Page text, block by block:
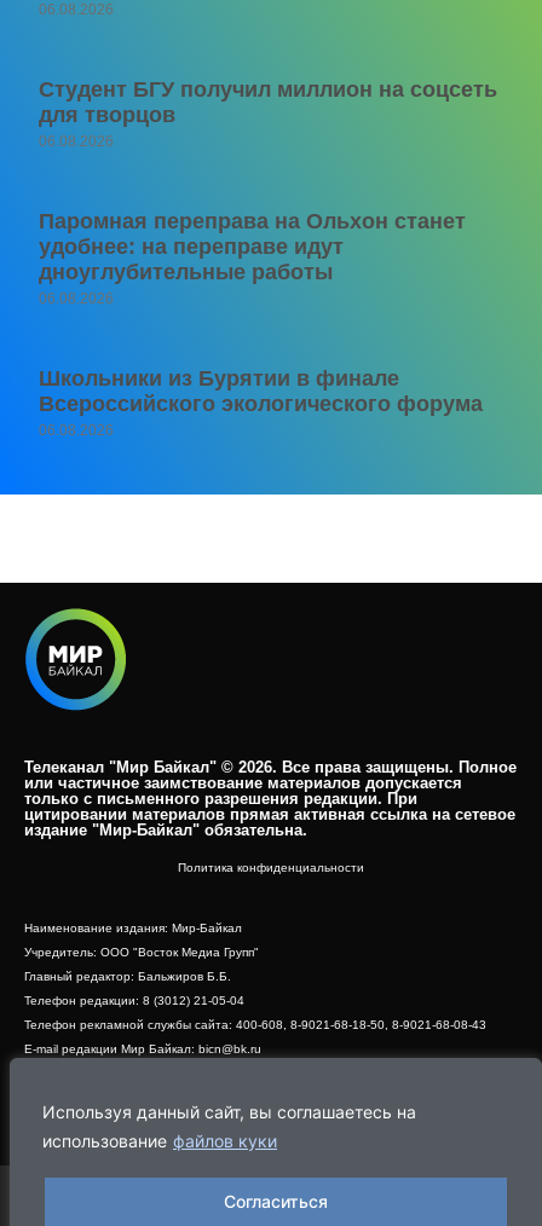
Используя данный сайт, вы соглашаетесь на
использование файлов куки
Согласиться
06.08.2026
Студент БГУ получил миллион на соцсеть
для творцов
06.08.2026
Паромная переправа на Ольхон станет
удобнее: на переправе идут
дноуглубительные работы
06.08.2026
Школьники из Бурятии в финале
Всероссийского экологического форума
06.08.2026
Телеканал "Мир Байкал" © 2026. Все права защищены. Полное
или частичное заимствование материалов допускается
только с письменного разрешения редакции. При
цитировании материалов прямая активная ссылка на сетевое
издание "Мир-Байкал" обязательна.​
Политика конфиденциальности
Наименование издания: Мир-Байкал
Учредитель: ООО "Восток Медиа Групп"
Главный редактор: Бальжиров Б.Б.
Телефон редакции: 8 (3012) 21-05-04
Телефон рекламной службы сайта: 400-608, 8-9021-68-18-50, 8-9021-68-08-43
E-mail редакции Мир Байкал: bicn@bk.ru
Адрес редакции: 670000, г. Улан-Удэ, ул. Профсоюзная, дом 44, офис 1